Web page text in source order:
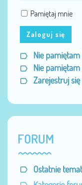
Pamiętaj mnie
Zaloguj się
Nie pamiętam
Nie
Zarejestruj
FORUM
Ostatnie